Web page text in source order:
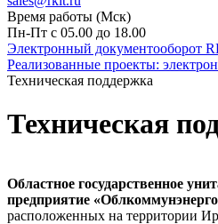
Время работы (Мск)
Пн-Пт с 05.00 до 18.00
Электронный документооборот
Реализованные проекты:
Техническая поддержка
Техническая
Областное государственное
предприятие
расположенных на территории